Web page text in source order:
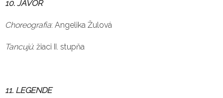
10. JAVOR
Choreografia: Angelika Žulová
Tancujú: žiaci II. stupňa
11. LEGENDE